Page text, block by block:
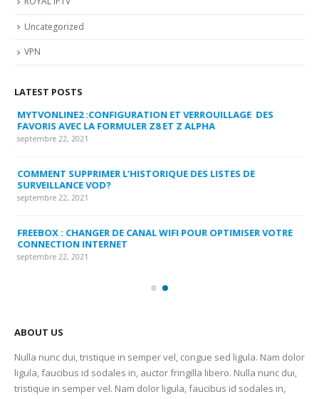
Uncategorized
VPN
LATEST POSTS
MYTVONLINE2 :CONFIGURATION ET VERROUILLAGE DES
FAVORIS AVEC LA FORMULER Z8 ET Z ALPHA
septembre 22, 2021
COMMENT SUPPRIMER L’HISTORIQUE DES LISTES DE
SURVEILLANCE VOD?
septembre 22, 2021
FREEBOX : CHANGER DE CANAL WIFI POUR OPTIMISER VOTRE
CONNECTION INTERNET
septembre 22, 2021
ABOUT US
Nulla nunc dui, tristique in semper vel, congue sed ligula. Nam dolor
ligula, faucibus id sodales in, auctor fringilla libero. Nulla nunc dui,
tristique in semper vel. Nam dolor ligula, faucibus id sodales in,